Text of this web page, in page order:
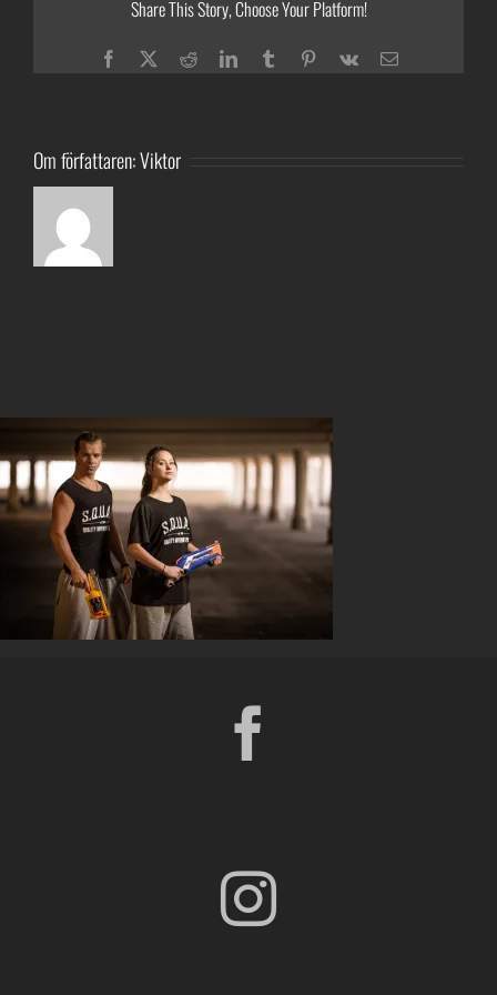
Share This Story, Choose Your Platform!
Facebook
TwitterRedditLinkedInTumblrPinterest
Vk
E-
Om författaren:Viktor